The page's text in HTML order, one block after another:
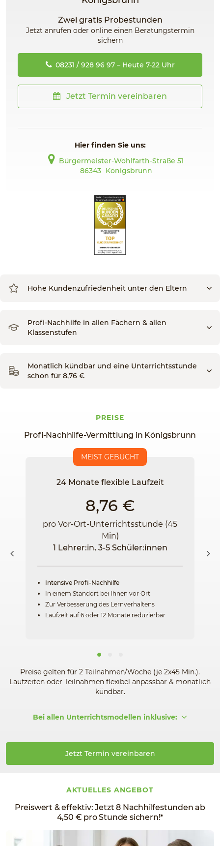
Zwei gratis Probestunden
Jetzt anrufen oder online einen Beratungstermin
sichern
08231 / 928 96 97 – Heute 7-22 Uhr
Jetzt Termin vereinbaren
Hier finden Sie uns:
Bürgermeister-Wohlfarth-Straße 51
86343 Königsbrunn
Hohe Kundenzufriedenheit unter den Eltern
Profi-Nachhilfe in allen Fächern & allen
Klassenstufen
Monatlich kündbar und eine Unterrichtsstunde
schon für 8,76 €
PREISE
Profi-Nachhilfe-Vermittlung in Königsbrunn
MEIST GEBUCHT
24 Monate flexible Laufzeit
8,76 €
pro Vor-Ort-Unterrichtsstunde (45
Min)
1 Lehrer:in, 3-5 Schüler:innen
Intensive Profi-Nachhilfe
In einem Standort bei Ihnen vor Ort
Zur Verbesserung des Lernverhaltens
Laufzeit auf 6 oder 12 Monate reduzierbar
Preise gelten für 2 Teilnahmen/Woche (je 2x45 Min.).
Laufzeiten oder Teilnahmen flexibel anpassbar & monatlich
kündbar.
Bei allen Unterrichtsmodellen inklusive:
Jetzt Termin vereinbaren
AKTUELLES ANGEBOT
Preiswert & effektiv: Jetzt 8 Nachhilfestunden ab
4,50 € pro Stunde sichern!*